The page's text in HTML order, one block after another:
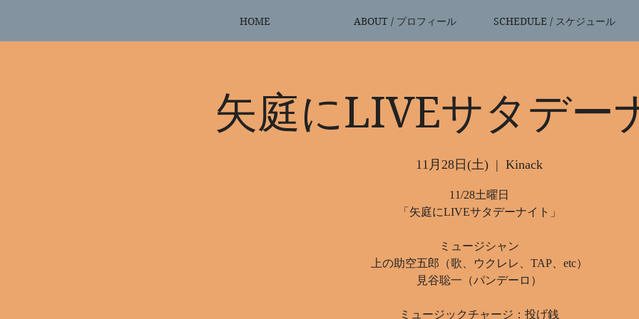
HOME ABOUT / プロフィール SCHEDULE / スケジュール
矢庭にLIVEサタデー
11月28日(土)
  |
Kinack
11/28土曜日
「矢庭にLIVEサタデーナイト」
ミュージシャン
上の助空五郎（歌、ウクレレ、TAP、etc）
見谷聡一（パンデーロ）
ミュージックチャージ：投げ銭